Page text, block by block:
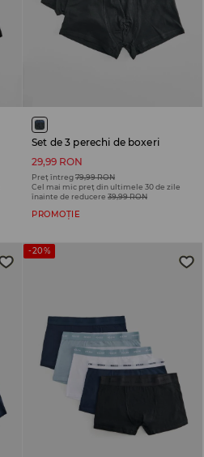
Set de 3 perechi de boxeri
29,99 RON
Preț întreg79,99 RON
Cel mai mic preț din ultimele 30 de zile
înainte de reducere 39,99 RON
PROMOȚIE
-20%